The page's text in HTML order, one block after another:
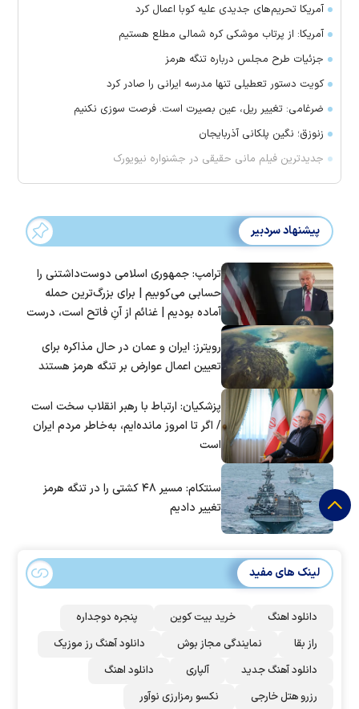
آمریکا تحریم‌های جدیدی علیه کوبا اعمال کرد
آمریکا: از پرتاب موشکی کره شمالی مطلع هستیم
جزئیات طرح مجلس درباره تنگه هرمز
کویت دستور تعطیلی تنها مدرسه ایرانی را صادر کرد
ضرغامی: تغییر ریل، عین بصیرت است. فرصت سوزی نکنیم
زنوزق؛ نگین پلکانی آذربایجان
جدیدترین فیلم مانی حقیقی در جشنواره نیویورک
پیشنهاد سردبیر
ترامپ: جمهوری اسلامی دوست‌داشتنی را
حسابی می‌کوبیم | برای بزرگ‌ترین حمله
آماده بودیم | غنائم از آنِ فاتح است، درست
رویترز: ایران و عمان در حال مذاکره برای
تعیین اعمال عوارض بر تنگه هرمز هستند
پزشکیان: ارتباط با رهبر انقلاب سخت است
/ اگر تا امروز مانده‌ایم، به‌خاطر مردم ایران
است
سنتکام: مسیر ۴۸ کشتی را در تنگه هرمز
تغییر دادیم
لینک های مفید
دانلود اهنگ خرید بیت کوین
پنجره دوجداره
راز بقا
نمایندگی مجاز بوش
دانلود آهنگ رز‌ موزیک
دانلود آهنگ جدید
آلپاری
دانلود اهنگ
رزرو هتل خارجی
نکسو رمزارزی نوآور